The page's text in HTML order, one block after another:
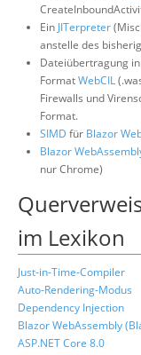
Ein JITerpreter
anstelle des
Dateiübertragung
FormatWebCIL
Firewalls und
Format.
SIMD für Blazor
Blazor
nur Chrome)
im Lexikon
Just-in-Time-Compiler
Auto-Rendering-Modus
Dependency Injection
Blazor WebAssembly
ASP.NET Core 8.0